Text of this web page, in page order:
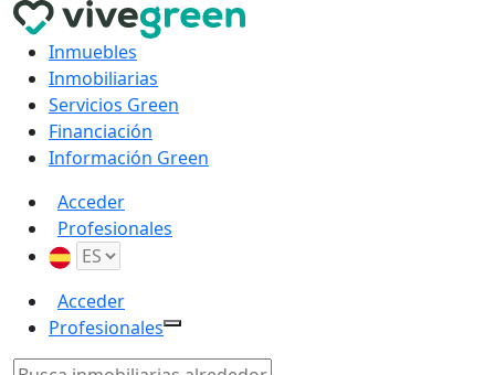
Inmuebles
Inmobiliarias
Servicios Green
Financiación
Información Green
Acceder
Profesionales
Acceder
Profesionales